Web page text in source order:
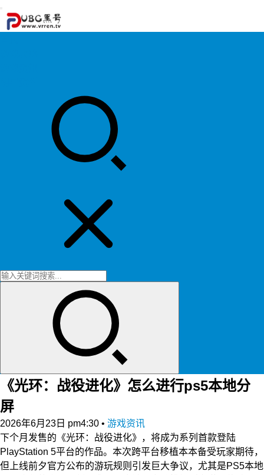
《光环：战役进化》怎么进行ps5本地分
屏
2026年6月23日 pm4:30 • 游戏资讯
下个月发售的《光环：战役进化》，将成为系列首款登陆
PlayStation 5平台的作品。本次跨平台移植本本备受玩家期待，
但上线前夕官方公布的游玩规则引发巨大争议，尤其是PS5本地